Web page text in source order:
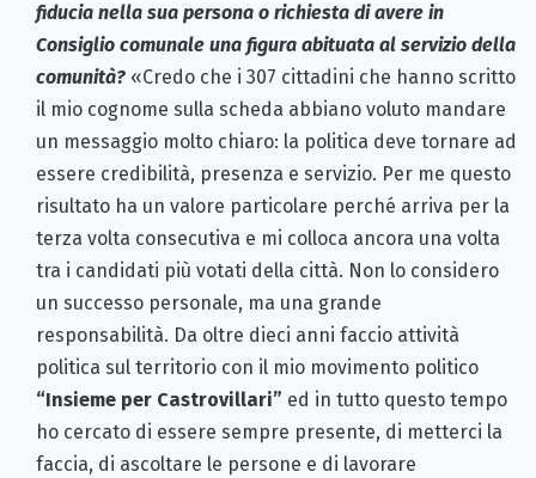
fiducia nella sua persona o richiesta di avere in
Consiglio comunale una figura abituata al servizio della
comunità? «Credo che i 307 cittadini che hanno scritto
il mio cognome sulla scheda abbiano voluto mandare
un messaggio molto chiaro: la politica deve tornare ad
essere credibilità, presenza e servizio. Per me questo
risultato ha un valore particolare perché arriva per la
terza volta consecutiva e mi colloca ancora una volta
tra i candidati più votati della città. Non lo considero
un successo personale, ma una grande
responsabilità. Da oltre dieci anni faccio attività
politica sul territorio con il mio movimento politico
“Insieme per Castrovillari” ed in tutto questo tempo
ho cercato di essere sempre presente, di metterci la
faccia, di ascoltare le persone e di lavorare